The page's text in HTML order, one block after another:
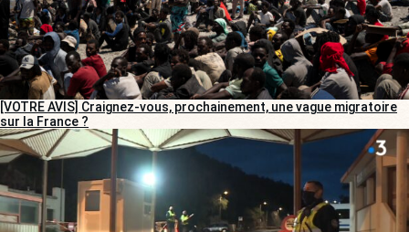
[VOTRE AVIS] Craignez-vous, prochainement, une vague migratoire
sur la France ?